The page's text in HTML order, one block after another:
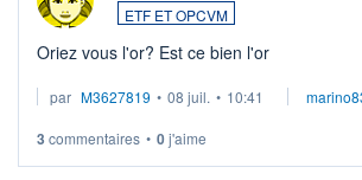
ETF ET OPCVM
Oriez vous l'or? Est ce bien l'or
par M3627819 • 08 juil. • 10:41
3 commentaires • 0j'aime